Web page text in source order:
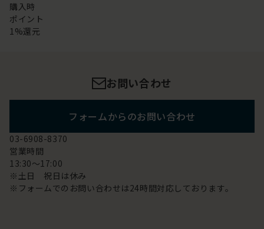
購入時
ポイント
1%還元
お問い合わせ
フォームからのお問い合わせ
03-6908-8370
営業時間
13:30～17:00
※土日 祝日は休み
※フォームでのお問い合わせは24時間対応しております。